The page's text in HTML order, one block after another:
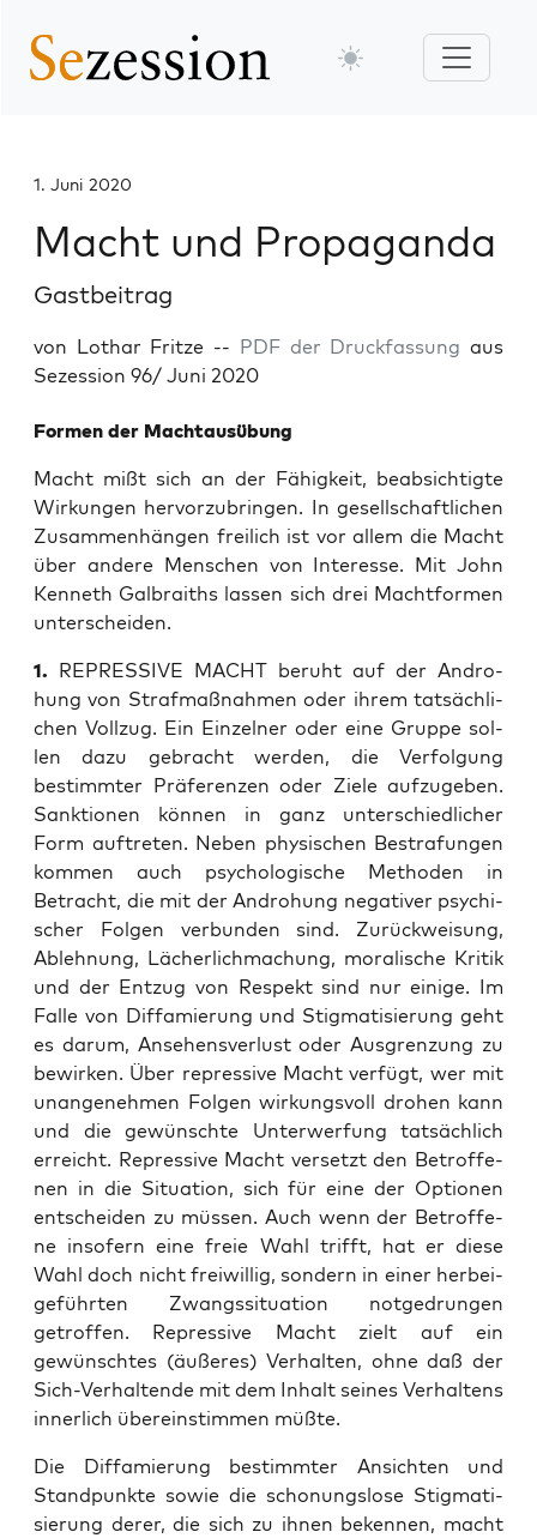
1. Juni 2020
Macht und Propaganda
Gastbeitrag
von Lothar Fritze -- PDF der Druckfassung aus
Sezession 96/ Juni 2020
For­men der Machtausübung
Macht mißt sich an der Fähig­keit, beab­sich­tig­te
Wir­kun­gen her­vor­zu­brin­gen. In gesell­schaft­li­chen
Zusam­men­hän­gen frei­lich ist vor allem die Macht
über ande­re Men­schen von Inter­es­se. Mit John
Ken­neth Gal­braiths las­sen sich drei Macht­for­men
unterscheiden.
1. REPRESSIVE MACHT beruht auf der Andro­
hung von Straf­maß­nah­men oder ihrem tat­säch­li­
chen Voll­zug. Ein Ein­zel­ner oder eine Grup­pe sol­
len dazu gebracht wer­den, die Ver­fol­gung
bestimm­ter Prä­fe­ren­zen oder Zie­le auf­zu­ge­ben.
Sank­tio­nen kön­nen in ganz unter­schied­li­cher
Form auf­tre­ten. Neben phy­si­schen Bestra­fun­gen
kom­men auch psy­cho­lo­gi­sche Metho­den in
Betracht, die mit der Andro­hung nega­ti­ver psy­chi­
scher Fol­gen ver­bun­den sind. Zurück­wei­sung,
Ableh­nung, Lächer­lich­ma­chung, mora­li­sche Kri­tik
und der Ent­zug von Respekt sind nur eini­ge. Im
Fal­le von Dif­fa­mie­rung und Stig­ma­ti­sie­rung geht
es dar­um, Anse­hens­ver­lust oder Aus­gren­zung zu
bewir­ken. Über repres­si­ve Macht ver­fügt, wer mit
unan­ge­neh­men Fol­gen wir­kungs­voll dro­hen kann
und die gewünsch­te Unter­wer­fung tat­säch­lich
erreicht. Repres­si­ve Macht ver­setzt den Betrof­fe­
nen in die Situa­ti­on, sich für eine der Optio­nen
ent­schei­den zu müs­sen. Auch wenn der Betrof­fe­
ne inso­fern eine freie Wahl trifft, hat er die­se
Wahl doch nicht frei­wil­lig, son­dern in einer her­bei­
ge­führ­ten Zwangs­si­tua­ti­on not­ge­drun­gen
getrof­fen. Repres­si­ve Macht zielt auf ein
gewünsch­tes (äuße­res) Ver­hal­ten, ohne daß der
Sich-Ver­hal­ten­de mit dem Inhalt sei­nes Ver­hal­tens
inner­lich über­ein­stim­men müßte.
Die Dif­fa­mie­rung bestimm­ter Ansich­ten und
Stand­punk­te sowie die scho­nungs­lo­se Stig­ma­ti­
sie­rung derer, die sich zu ihnen beken­nen, macht